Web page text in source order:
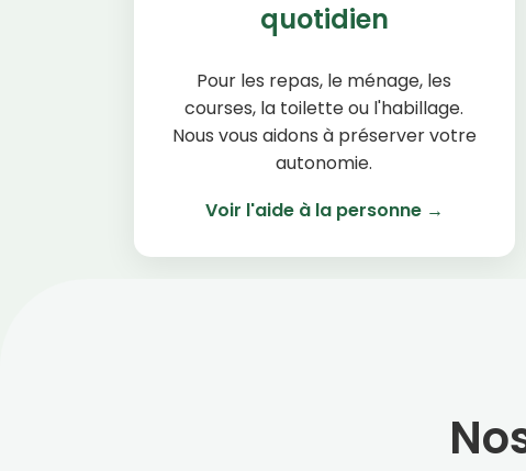
quotidien
Pour les repas, le ménage, les
courses, la toilette ou l'habillage.
Nous vous aidons à préserver votre
autonomie.
Voir l'aide à la personne →